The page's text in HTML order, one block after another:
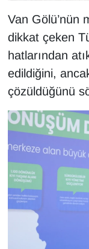
Van Gölü’nün
dikkat çeken
hatlarından
edildiğini,
çözüldüğünü